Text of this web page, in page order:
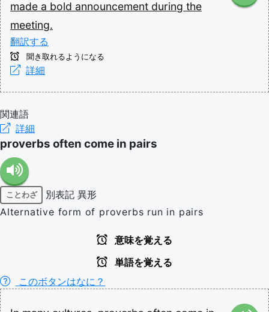
made a bold announcement during the
meeting.
翻訳する
聞き取れるようになる
詳細
関連語
詳細
proverbs often come in pairs
ことわざ 別表記 異形
Alternative form of proverbs run in pairs
意味を覚える
単語を覚える
このボタンはなに？